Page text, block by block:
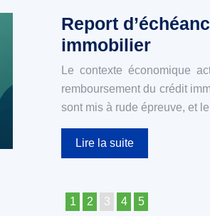
Report
immobilier
Le contexte économique
remboursement du crédit
sont mis à rude épreuve, et
Lire la suite
1 2 3 4 5